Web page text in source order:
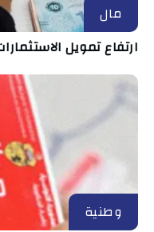
مال
ارتفاع تمويل
وطنية